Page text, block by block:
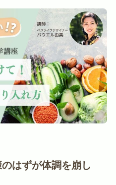
はずが体調を崩し